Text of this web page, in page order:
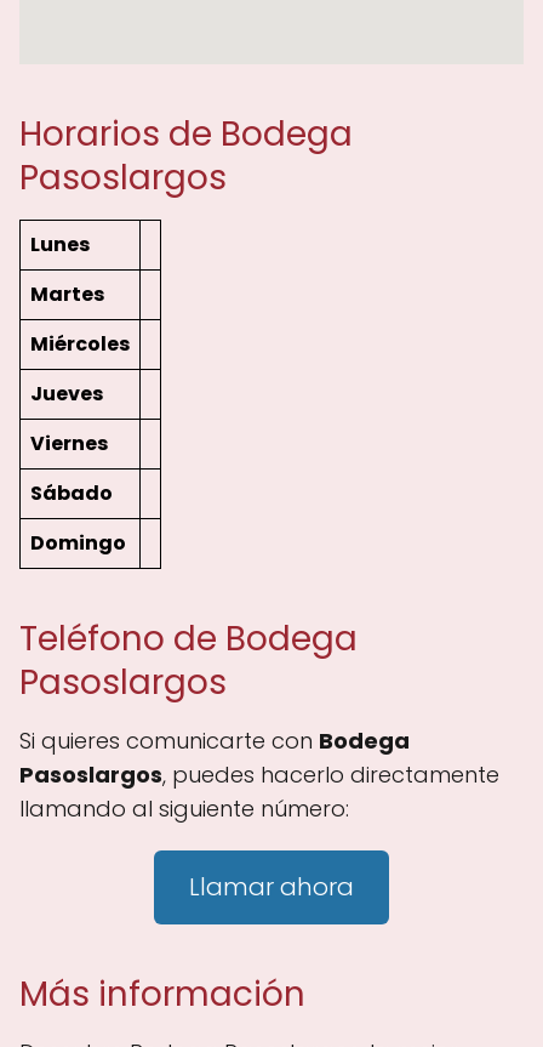
Horarios de Bodega
Pasoslargos
Lunes
Martes
Miércoles
Jueves
Viernes
Sábado
Domingo
Teléfono de Bodega
Pasoslargos
Si quieres comunicarte con Bodega
Pasoslargos, puedes hacerlo directamente
llamando al siguiente número:
Llamar ahora
Más información